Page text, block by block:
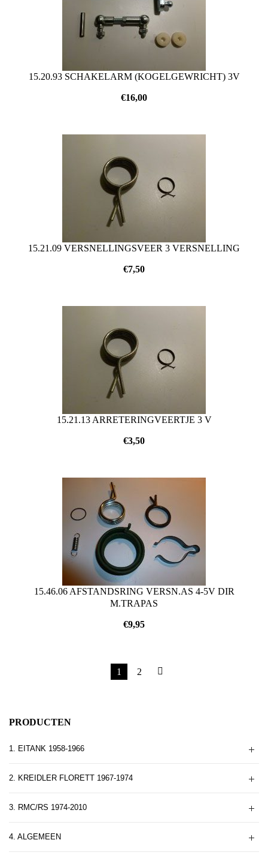
15.20.93 SCHAKELARM (KOGELGEWRICHT) 3V
€16,00
15.21.09 VERSNELLINGSVEER 3 VERSNELLING
€7,50
15.21.13 ARRETERINGVEERTJE 3 V
€3,50
15.46.06 AFSTANDSRING VERSN.AS 4-5V DIR
M.TRAPAS
€9,95
1 2
PRODUCTEN
1. EITANK 1958-1966
2. KREIDLER FLORETT 1967-1974
3. RMC/RS 1974-2010
4. ALGEMEEN